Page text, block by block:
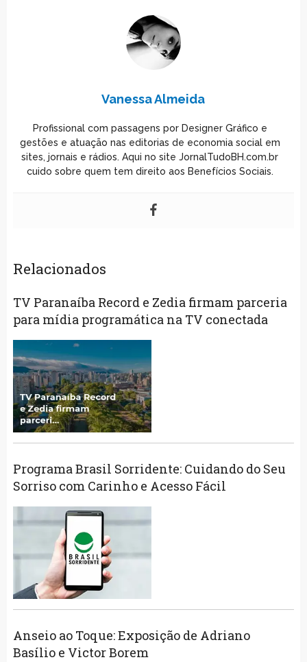
Vanessa Almeida
Profissional com passagens por Designer Gráfico e
gestões e atuação nas editorias de economia social em
sites, jornais e rádios. Aqui no site JornalTudoBH.com.br
cuido sobre quem tem direito aos Benefícios Sociais.
Relacionados
TV Paranaíba Record e Zedia firmam parceria
para mídia programática na TV conectada
Programa Brasil Sorridente: Cuidando do Seu
Sorriso com Carinho e Acesso Fácil
Anseio ao Toque: Exposição de Adriano
Basílio e Victor Borem